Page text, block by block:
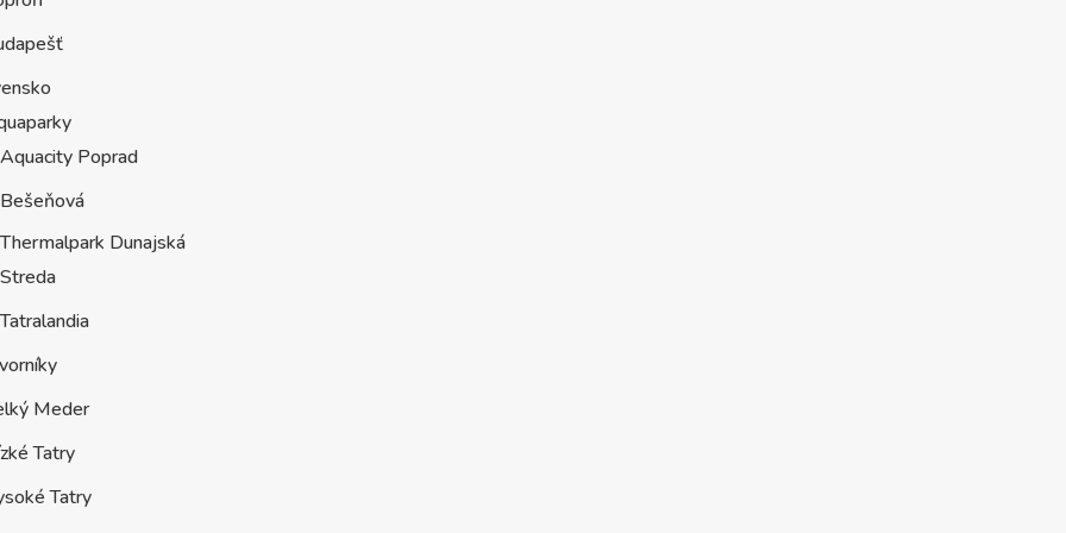
Aquacity Poprad
Bešeňová
Thermalpark Dunajská
Streda
Tatralandia
Meder
Tatry
Tatry